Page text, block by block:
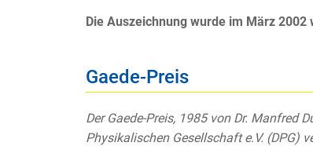
Die Auszeichnung wurde im März
Gaede-Preis
Der Gaede-Preis, 1985 von Dr. Manfred
Physikalischen Gesellschaft e.V. (DPG)